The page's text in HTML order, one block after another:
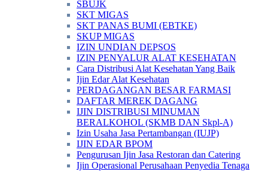
SBUJK
SKT MIGAS
SKT PANAS BUMI (EBTKE)
SKUP MIGAS
IZIN UNDIAN DEPSOS
IZIN PENYALUR ALAT KESEHATAN
Cara Distribusi Alat Kesehatan Yang Baik
Ijin Edar Alat Kesehatan
PERDAGANGAN BESAR FARMASI
DAFTAR MEREK DAGANG
IJIN DISTRIBUSI MINUMAN
BERALKOHOL (SKMB DAN Skpl-A)
Izin Usaha Jasa Pertambangan (IUJP)
IJIN EDAR BPOM
Pengurusan Ijin Jasa Restoran dan Catering
Ijin Operasional Perusahaan Penyedia Tenaga